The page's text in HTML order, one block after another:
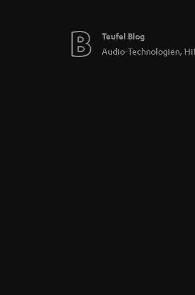
Teufel Blog
Audio-Technologien,